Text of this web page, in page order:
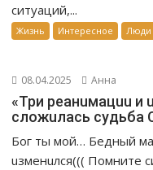
ситуаций,...
Жизнь Интересное Люди
08.04.2025 Анна
«Три реанuмацuu и
сложuлась судьба
Бог ты мой… Бедный
uзменuлся((( Помните